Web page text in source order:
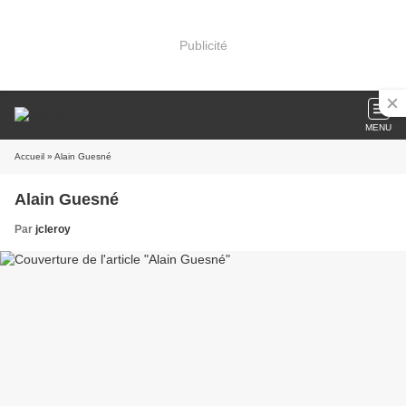
Publicité
MENU
Accueil » Alain Guesné
Alain Guesné
Par jcleroy